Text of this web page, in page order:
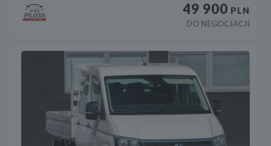
49 900 PLN
DO NEGOCJACJI